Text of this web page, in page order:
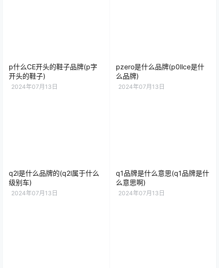
p什么CE开头的鞋子品牌(p字
开头的鞋子)
2024年07月13日
pzero是什么品牌(p0llce是什
么品牌)
2024年07月13日
q2l是什么品牌的(q2l属于什么
级别车)
2024年07月13日
q1品牌是什么意思(q1品牌是什
么意思啊)
2024年07月13日